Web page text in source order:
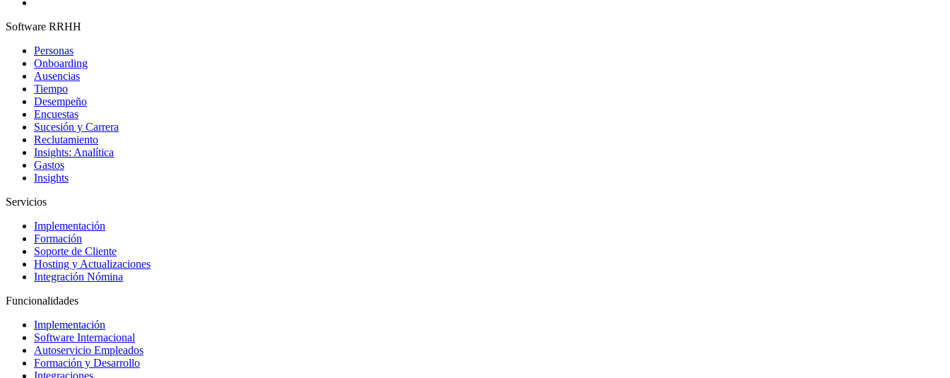
Software RRHH
Personas
Onboarding
Ausencias
Tiempo
Desempeño
Encuestas
Sucesión y Carrera
Reclutamiento
Insights: Analítica
Gastos
Insights
Servicios
Implementación
Formación
Soporte de Cliente
Hosting y Actualizaciones
Integración Nómina
Funcionalidades
Implementación
Software Internacional
Autoservicio Empleados
Formación y Desarrollo
Integraciones